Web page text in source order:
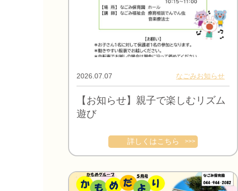
2026.07.07 なごみお知らせ
【お知らせ】親子で楽しむリズム
遊び
詳しくはこちら